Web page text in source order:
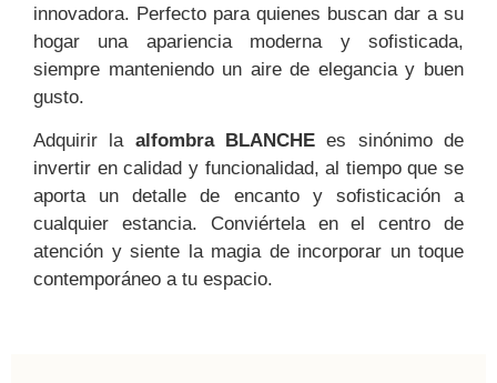
innovadora. Perfecto para quienes buscan dar a su
hogar una apariencia moderna y sofisticada,
siempre manteniendo un aire de elegancia y buen
gusto.
Adquirir la alfombra BLANCHE es sinónimo de
invertir en calidad y funcionalidad, al tiempo que se
aporta un detalle de encanto y sofisticación a
cualquier estancia. Conviértela en el centro de
atención y siente la magia de incorporar un toque
contemporáneo a tu espacio.